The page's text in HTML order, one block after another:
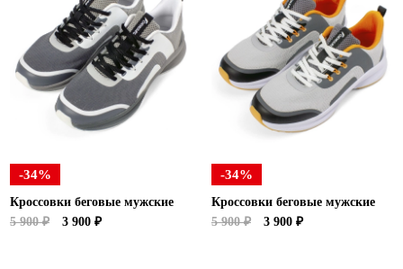
-34%
Кроссовки беговые мужские
5 900 ₽
3 900 ₽
-34%
Кроссовки беговые мужские
5 900 ₽
3 900 ₽